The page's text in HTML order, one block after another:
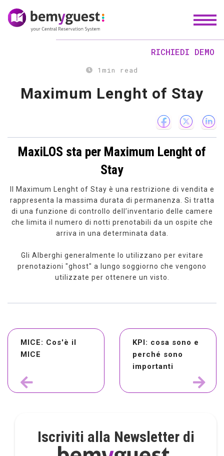
RICHIEDI DEMO
1 min read
Maximum Lenght of Stay
MaxiLOS sta per Maximum Lenght of
Stay
Il Maximum Lenght of Stay è una restrizione di vendita e
rappresenta la massima durata di permanenza. Si tratta
di una funzione di controllo dell’inventario delle camere
che limita il numero di notti prenotabili da un ospite che
arriva in una determinata data.
Gli Alberghi generalmente lo utilizzano per evitare
prenotazioni "ghost" a lungo soggiorno che vengono
utilizzate per ottenere un visto.
MICE: Cos'è il
MICE
KPI: cosa sono e
perché sono
importanti
Iscriviti alla Newsletter di